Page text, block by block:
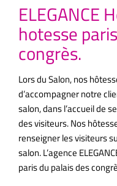
ELEGANCE
hotesse
congrès.
Lors du Salon, nos
d’accompagner notre
salon, dans l’accueil de
des visiteurs. Nos
renseigner les visiteurs
salon. L’agence
paris du palais des